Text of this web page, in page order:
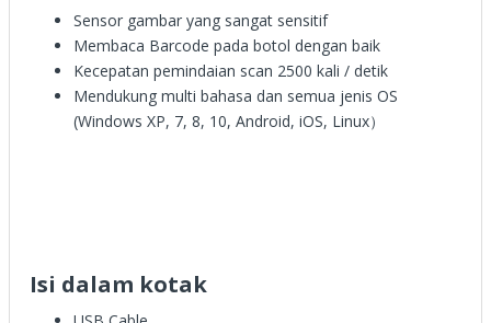
Sensor gambar yang sangat sensitif
Membaca Barcode pada botol dengan baik
Kecepatan pemindaian scan 2500 kali / detik
Mendukung multi bahasa dan semua jenis OS
(Windows XP, 7, 8, 10, Android, iOS, Linux）
Isi dalam kotak